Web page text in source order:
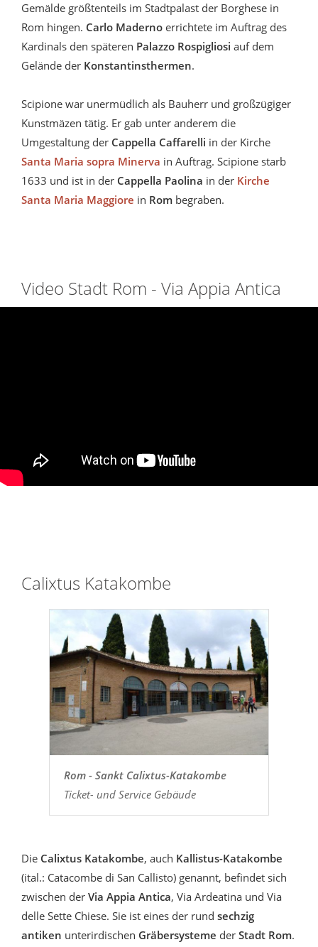
Gemälde größtenteils im Stadtpalast der Borghese in
Rom hingen. Carlo Maderno errichtete im Auftrag des
Kardinals den späteren Palazzo Rospigliosi auf dem
Gelände der Konstantinsthermen.
Scipione war unermüdlich als Bauherr und großzügiger
Kunstmäzen tätig. Er gab unter anderem die
Umgestaltung der Cappella Caffarelli in der Kirche
Santa Maria sopra Minerva in Auftrag. Scipione starb
1633 und ist in der Cappella Paolina in der Kirche
Santa Maria Maggiore in Rom begraben.
Video Stadt Rom - Via Appia Antica
Calixtus Katakombe
Rom - Sankt Calixtus-Katakombe
Ticket- und Service Gebäude
Die Calixtus Katakombe, auch Kallistus-Katakombe
(ital.: Catacombe di San Callisto) genannt, befindet sich
zwischen der Via Appia Antica, Via Ardeatina und Via
delle Sette Chiese. Sie ist eines der rund sechzig
antiken unterirdischen Gräbersysteme der Stadt Rom.